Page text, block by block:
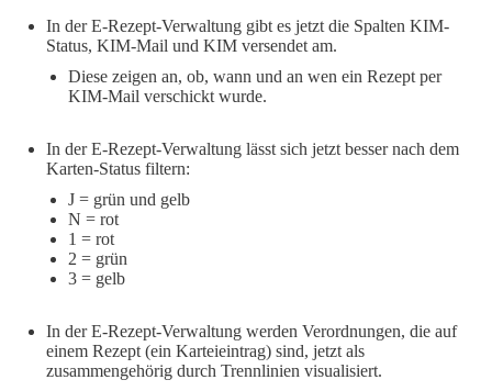
In der E-Rezept-Verwaltung gibt es jetzt die Spalten KIM-
Status, KIM-Mail und KIM versendet am.
Diese zeigen an, ob, wann und an wen ein Rezept per
KIM-Mail verschickt wurde.
In der E-Rezept-Verwaltung lässt sich jetzt besser nach dem
Karten-Status filtern:
J = grün und gelb
N = rot
1 = rot
2 = grün
3 = gelb
In der E-Rezept-Verwaltung werden Verordnungen, die auf
einem Rezept (ein Karteieintrag) sind, jetzt als
zusammengehörig durch Trennlinien visualisiert.